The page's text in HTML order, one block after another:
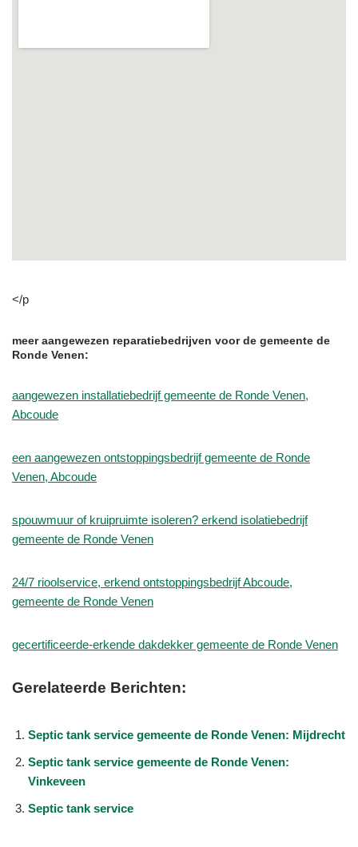
</p
meer aangewezen reparatiebedrijven voor de gemeente de
Ronde Venen:
aangewezen installatiebedrijf gemeente de Ronde Venen,
Abcoude
een aangewezen ontstoppingsbedrijf gemeente de Ronde
Venen, Abcoude
spouwmuur of kruipruimte isoleren? erkend isolatiebedrijf
gemeente de Ronde Venen
24/7 rioolservice, erkend ontstoppingsbedrijf Abcoude,
gemeente de Ronde Venen
gecertificeerde-erkende dakdekker gemeente de Ronde Venen
Gerelateerde Berichten:
Septic tank service gemeente de Ronde Venen: Mijdrecht
Septic tank service gemeente de Ronde Venen:
Vinkeveen
Septic tank service